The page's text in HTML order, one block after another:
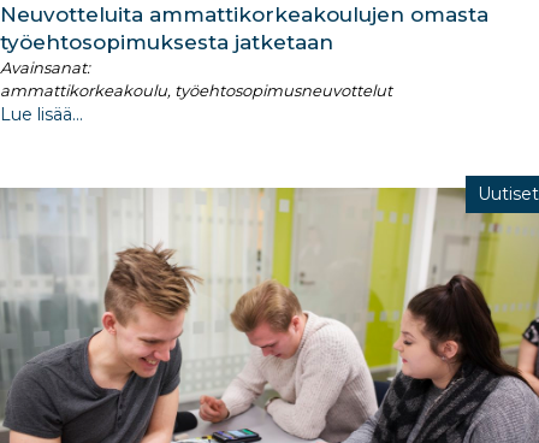
Neuvotteluita ammattikorkeakoulujen omasta
työehtosopimuksesta jatketaan
Avainsanat:
ammattikorkeakoulu, työehtosopimusneuvottelut
Lue lisää...
Uutiset